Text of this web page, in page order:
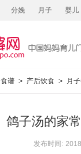
分娩 月子 婴儿
食谱 > 产后饮食 > 月
鸽子汤的家
发布时间: